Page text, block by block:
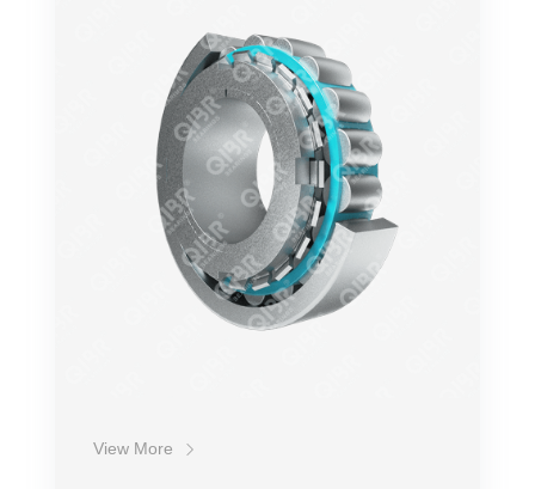
Температуростойкость
Устойчивость
Срок службы
Стоимость
View More